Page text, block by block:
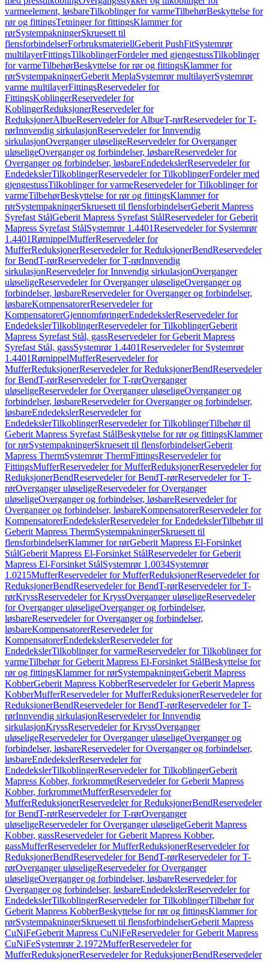
varmeelement, løsbareTilkoblinger for varmeTilbehørBeskyttelse for
rør og fittingsTetninger for fittingsKlammer for
rørSystempakningerSkruesett til
flensforbindelserForbruksmateriellGeberit PushFitSystemrør
multilayerFittingsTilkoblingerFordeler med gjengestussTilkoblinger
for varmeTilbehørBeskyttelse for rør og fittingsKlammer for
rørSystempakningerGeberit MeplaSystemrør multilayerSystemrør
varme multilayerFittingsReservedeler for
FittingsKoblingerReservedeler for
KoblingerReduksjonerReservedeler for
ReduksjonerAlbueReservedeler for AlbueT-rørReservedeler for T-
rørInnvendig sirkulasjonReservedeler for Innvendig
sirkulasjonOverganger uløseligeReservedeler for Overganger
uløseligeOverganger og forbindelser, løsbareReservedeler for
Overganger og forbindelser, løsbareEndedekslerReservedeler for
EndedekslerTilkoblingerReservedeler for TilkoblingerFordeler med
gjengestussTilkoblinger for varmeReservedeler for Tilkoblinger for
varmeTilbehørBeskyttelse for rør og fittingsKlammer for
rørSystempakningerSkruesett til flensforbindelserGeberit Mapress
Syrefast StålGeberit Mapress Syrefast StålReservedeler for Geberit
Mapress Syrefast StålSystemrør 1.4401Reservedeler for Systemrør
1.4401RørnippelMufferReservedeler for
MufferReduksjonerReservedeler for ReduksjonerBendReservedeler
for BendT-rørReservedeler for T-rørInnvendig
sirkulasjonReservedeler for Innvendig sirkulasjonOverganger
uløseligeReservedeler for Overganger uløseligeOverganger og
forbindelser, løsbareReservedeler for Overganger og forbindelser,
løsbareKompensatorerReservedeler for
KompensatorerGjennomføringerEndedekslerReservedeler for
EndedekslerTilkoblingerReservedeler for TilkoblingerGeberit
Mapress Syrefast Stål, gassReservedeler for Geberit Mapress
Syrefast Stål, gassSystemrør 1.4401Reservedeler for Systemrør
1.4401RørnippelMufferReservedeler for
MufferReduksjonerReservedeler for ReduksjonerBendReservedeler
for BendT-rørReservedeler for T-rørOverganger
uløseligeReservedeler for Overganger uløseligeOverganger og
forbindelser, løsbareReservedeler for Overganger og forbindelser,
løsbareEndedekslerReservedeler for
EndedekslerTilkoblingerReservedeler for TilkoblingerTilbehør til
Geberit Mapress Syrefast StålBeskyttelse for rør og fittingsKlammer
for rørSystempakningerSkruesett til flensforbindelserGeberit
Mapress ThermSystemrør ThermFittingsReservedeler for
FittingsMufferReservedeler for MufferReduksjonerReservedeler for
ReduksjonerBendReservedeler for BendT-rørReservedeler for T-
rørOverganger uløseligeReservedeler for Overganger
uløseligeOverganger og forbindelser, løsbareReservedeler for
Overganger og forbindelser, løsbareKompensatorerReservedeler for
KompensatorerEndedekslerReservedeler for EndedekslerTilbehør til
Geberit Mapress ThermSystempakningerSkruesett til
flensforbindelserKlammer for rørGeberit Mapress El-Forsinket
StålGeberit Mapress El-Forsinket StålReservedeler for Geberit
Mapress El-Forsinket StålSystemrør 1.0034Systemrør
1.0215MufferReservedeler for MufferReduksjonerReservedeler for
ReduksjonerBendReservedeler for BendT-rørReservedeler for T-
rørKryssReservedeler for KryssOverganger uløseligeReservedeler
for Overganger uløseligeOverganger og forbindelser,
løsbareReservedeler for Overganger og forbindelser,
løsbareKompensatorerReservedeler for
KompensatorerEndedekslerReservedeler for
EndedekslerTilkoblinger for varmeReservedeler for Tilkoblinger for
varmeTilbehør for Geberit Mapress El-Forsinket StålBeskyttelse for
rør og fittingsKlammer for rørSystempakningerGeberit Mapress
KobberGeberit Mapress KobberReservedeler for Geberit Mapress
KobberMufferReservedeler for MufferReduksjonerReservedeler for
ReduksjonerBendReservedeler for BendT-rørReservedeler for T-
rørInnvendig sirkulasjonReservedeler for Innvendig
sirkulasjonKryssReservedeler for KryssOverganger
uløseligeReservedeler for Overganger uløseligeOverganger og
forbindelser, løsbareReservedeler for Overganger og forbindelser,
løsbareEndedekslerReservedeler for
EndedekslerTilkoblingerReservedeler for TilkoblingerGeberit
Mapress Kobber, forkrommetReservedeler for Geberit Mapress
Kobber, forkrommetMufferReservedeler for
MufferReduksjonerReservedeler for ReduksjonerBendReservedeler
for BendT-rørReservedeler for T-rørOverganger
uløseligeReservedeler for Overganger uløseligeGeberit Mapress
Kobber, gassReservedeler for Geberit Mapress Kobber,
gassMufferReservedeler for MufferReduksjonerReservedeler for
ReduksjonerBendReservedeler for BendT-rørReservedeler for T-
rørOverganger uløseligeReservedeler for Overganger
uløseligeOverganger og forbindelser, løsbareReservedeler for
Overganger og forbindelser, løsbareEndedekslerReservedeler for
EndedekslerTilkoblingerReservedeler for TilkoblingerTilbehør for
Geberit Mapress KobberBeskyttelse for rør og fittingsKlammer for
rørSystempakningerSkruesett til flensforbindelserGeberit Mapress
CuNiFeGeberit Mapress CuNiFeReservedeler for Geberit Mapress
CuNiFeSystemrør 2.1972MufferReservedeler for
MufferReduksjonerReservedeler for ReduksjonerBendReservedeler